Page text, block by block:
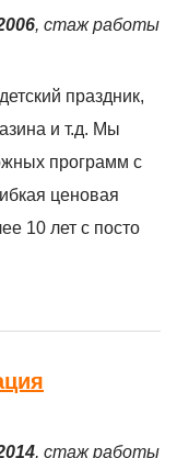
, стаж работы
праздник,
и т.д. Мы
программ с
ценовая
10 лет с посто
, стаж работы